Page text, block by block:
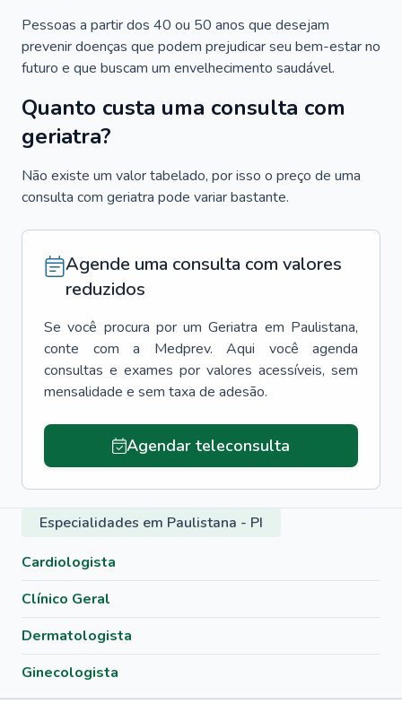
Pessoas a partir dos 40 ou 50 anos que desejam
prevenir doenças que podem prejudicar seu bem-estar no
futuro e que buscam um envelhecimento saudável.
Quanto custa uma consulta com
geriatra?
Não existe um valor tabelado, por isso o preço de uma
consulta com geriatra pode variar bastante.
Agende uma consulta com valores
reduzidos
Se você procura por um Geriatra em Paulistana,
conte com a Medprev. Aqui você agenda
consultas e exames por valores acessíveis, sem
mensalidade e sem taxa de adesão.
Agendar teleconsulta
Especialidades em Paulistana - PI
Cardiologista
Clínico Geral
Dermatologista
Ginecologista